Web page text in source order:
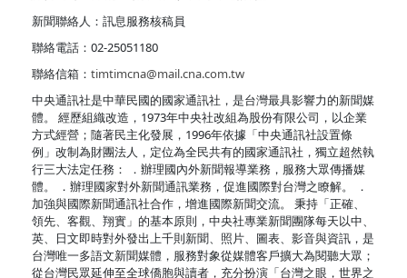
新聞聯絡人：訊息服務核稿員
聯絡電話：02-25051180
聯絡信箱： timtimcna@mail.cna.com.tw
中央通訊社是中華民國的國家通訊社，是台灣最具影響力的新聞媒
體。 經歷組織改造，1973年中央社改組為股份有限公司，以企業
方式經營；隨著民主化發展，1996年依據「中央通訊社設置條
例」改制為財團法人，定位為全民共有的國家通訊社，獨立超然執
行三大法定任務： ．辦理國內外新聞報導業務，服務大眾傳播媒
體。 ．辦理國家對外新聞通訊業務，促進國際對台灣之瞭解。 ．
加強與國際新聞通訊社合作，增進國際新聞交流。 秉持「正確、
領先、客觀、翔實」的基本原則，中央社專業新聞團隊每天以中、
英、日文即時對外發出上千則新聞、照片、圖表、影音與資訊，是
台灣唯一多語文新聞媒體，服務對象從媒體客戶擴大為閱聽大眾；
從台灣民眾延伸至全球僑胞與讀者，充分扮演「台灣之眼，世界之